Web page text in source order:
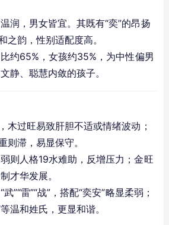
润，男女皆宜。其既有“奕”的昂扬
之韵，性别适配度高。
约65%，女孩约35%，为中性偏男
静、聪慧内敛的孩子。
木过旺易致肝胆不适或情绪波动；
则滞，易显保守。
则人格19水难助，反增压力；金旺
才华发展。
”“雷”“战”，搭配“奕安”略显柔弱；
等温和姓氏，更显和谐。